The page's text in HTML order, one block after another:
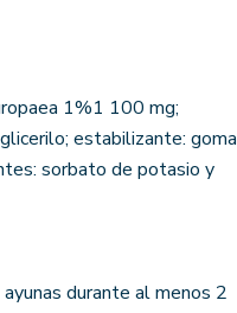
1%1 100 mg;
estabilizante: goma
sorbato de potasio y
durante al menos 2